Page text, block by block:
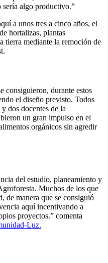
sería algo productivo.”
a unos tres a cinco años, el
hortalizas, plantas
tierra mediante la remoción de
consiguieron, durante estos
el diseño previsto. Todos
dos docentes de la
un gran impulso en el
orgánicos sin agredir
del estudio, planeamiento y
Muchos de los que
de manera que se consiguió
aquí incentivando a
proyectos.” comenta
Luz.